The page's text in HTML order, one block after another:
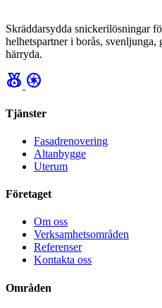
Skräddarsydda snickerilösningar
helhetspartner i borås, svenljunga,
härryda.
social_leaderboard camera
Tjänster
Fasadrenovering
Altanbygge
Uterum
Företaget
Om oss
Verksamhetsområden
Referenser
Kontakta oss
Områden